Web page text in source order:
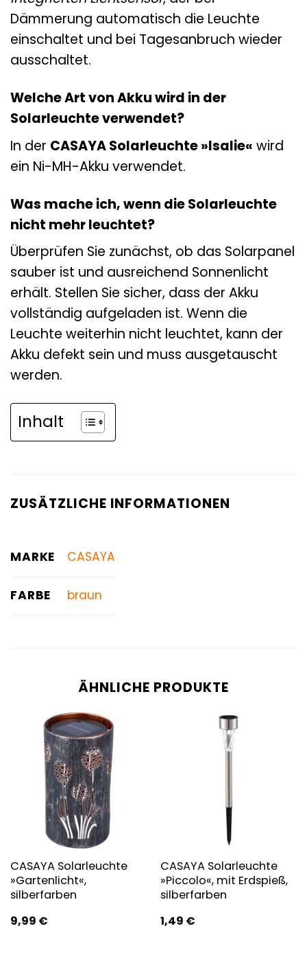
Dämmerung automatisch die Leuchte
einschaltet und bei Tagesanbruch wieder
ausschaltet.
Welche Art von Akku wird in der
Solarleuchte verwendet?
In der CASAYA Solarleuchte »Isalie« wird
ein Ni-MH-Akku verwendet.
Was mache ich, wenn die Solarleuchte
nicht mehr leuchtet?
Überprüfen Sie zunächst, ob das Solarpanel
sauber ist und ausreichend Sonnenlicht
erhält. Stellen Sie sicher, dass der Akku
vollständig aufgeladen ist. Wenn die
Leuchte weiterhin nicht leuchtet, kann der
Akku defekt sein und muss ausgetauscht
werden.
Inhalt
ZUSÄTZLICHE INFORMATIONEN
MARKE CASAYA
FARBE braun
ÄHNLICHE PRODUKTE
CASAYA Solarleuchte
»Gartenlicht«,
silberfarben
9,99 €
CASAYA Solarleuchte
»Piccolo«, mit Erdspieß,
silberfarben
1,49 €